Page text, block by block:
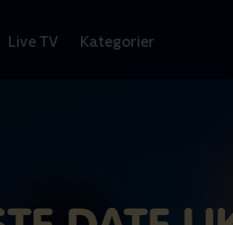
Live TV Kategorier